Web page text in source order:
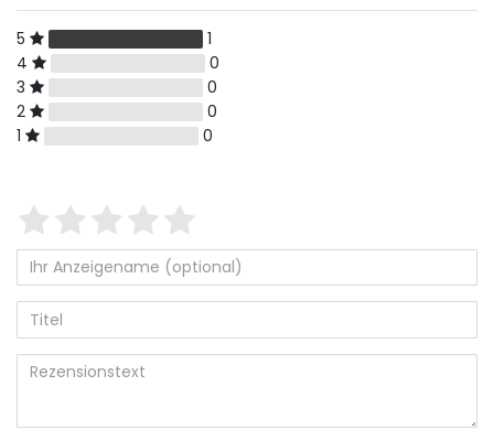
5
1
4
0
3
0
2
0
1
0
Bewertungssterne
von
5
4
von
5
Bewertungssternen
3
von
5
Bewertungssternen
2
von
5
Bewertungssternen
1
von
5
Bewertungssternen
Ihr
Anzeigename
(optional)
Platzhalter